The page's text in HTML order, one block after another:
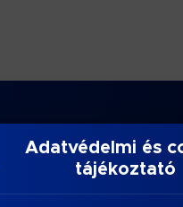
Adatvédelmi és
tájékoztató